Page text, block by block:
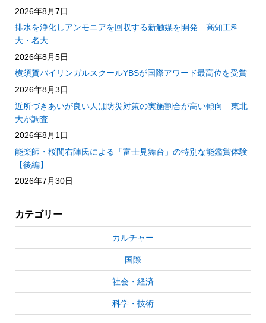
2026年8月7日
排水を浄化しアンモニアを回収する新触媒を開発 高知工科
大・名大
2026年8月5日
横須賀バイリンガルスクールYBSが国際アワード最高位を受賞
2026年8月3日
近所づきあいが良い人は防災対策の実施割合が高い傾向 東北
大が調査
2026年8月1日
能楽師・桜間右陣氏による「富士見舞台」の特別な能鑑賞体験
【後編】
2026年7月30日
カテゴリー
カルチャー
国際
社会・経済
科学・技術